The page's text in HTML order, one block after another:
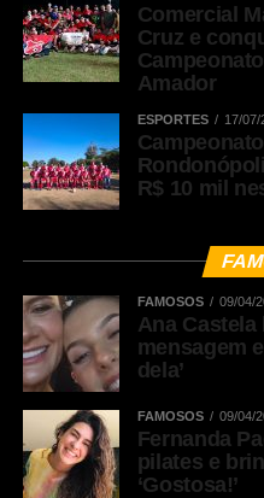
Comercial
Cruz e
Amador
ESPORTES 17/07/
R$ 10 mil
FAMOSOS 09/04/
Ana
mensagem
dela’
FAMOSOS 09/04/
Fernanda
pilates e
‘Gostosa!’